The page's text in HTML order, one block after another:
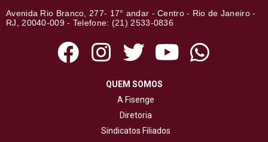
Avenida Rio Branco, 277- 17° andar - Centro - Rio de Janeiro -
RJ, 20040-009 - Telefone: (21) 2533-0836
QUEM SOMOS
A Fisenge
Diretoria
Sindicatos Filiados